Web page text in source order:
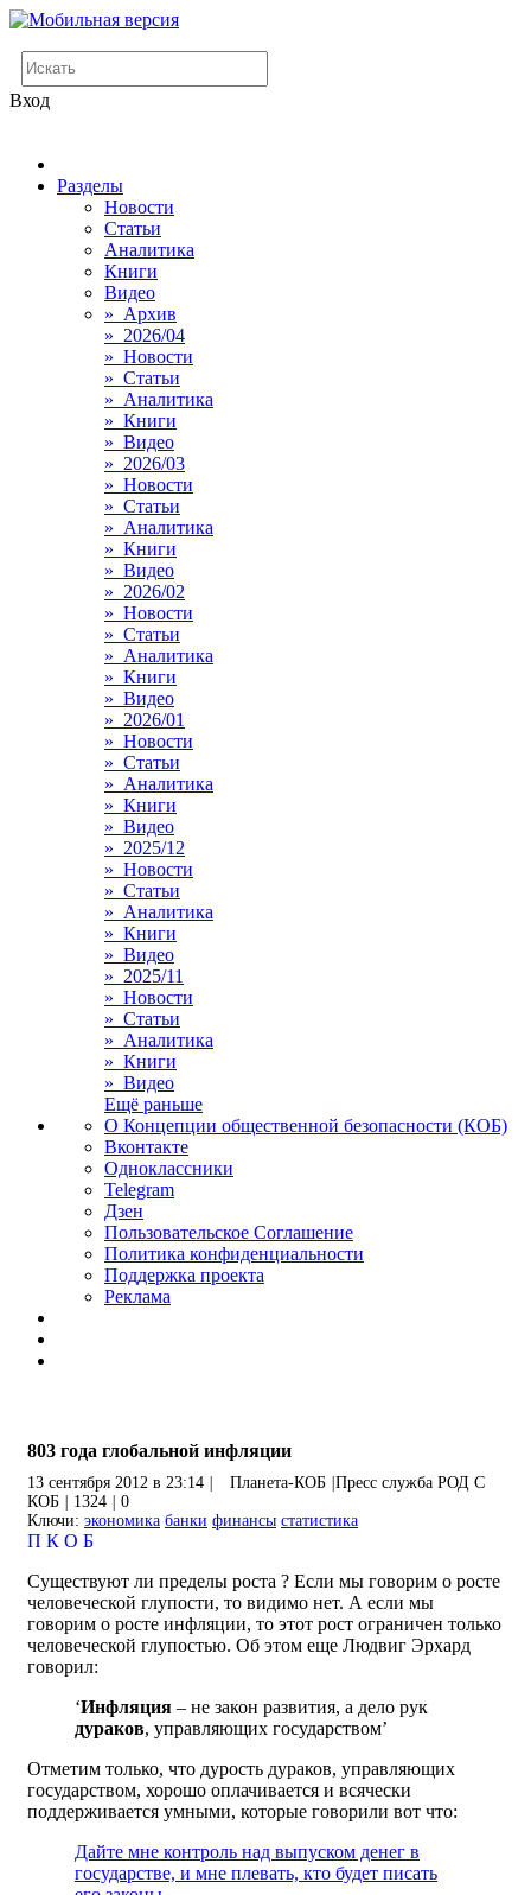
Вход
Разделы
Новости
Статьи
Аналитика
Книги
Видео
» Архив
» 2026/04
» Новости
» Статьи
» Аналитика
» Книги
» Видео
» 2026/03
» Новости
» Статьи
» Аналитика
» Книги
» Видео
» 2026/02
» Новости
» Статьи
» Аналитика
» Книги
» Видео
» 2026/01
» Новости
» Статьи
» Аналитика
» Книги
» Видео
» 2025/12
» Новости
» Статьи
» Аналитика
» Книги
» Видео
» 2025/11
» Новости
» Статьи
» Аналитика
» Книги
» Видео
Ещё раньше
О Концепции общественной безопасности (КОБ)
Вконтакте
Одноклассники
Telegram
Дзен
Пользовательское Соглашение
Политика конфиденциальности
Поддержка проекта
Реклама
803 года глобальной инфляции
13 сентября 2012 в 23:14 Планета-КОБ Пресс служба РОД С
КОБ
1324
0
Ключи: экономика банки финансы статистика
П К О Б
Существуют ли пределы роста ? Если мы говорим о росте
человеческой глупости, то видимо нет. А если мы
говорим о росте инфляции, то этот рост ограничен только
человеческой глупостью. Об этом еще Людвиг Эрхард
говорил:
‘Инфляция – не закон развития, а дело рук
дураков, управляющих государством’
Отметим только, что дурость дураков, управляющих
государством, хорошо оплачивается и всячески
поддерживается умными, которые говорили вот что:
Дайте мне контроль над выпуском денег в
государстве, и мне плевать, кто будет писать